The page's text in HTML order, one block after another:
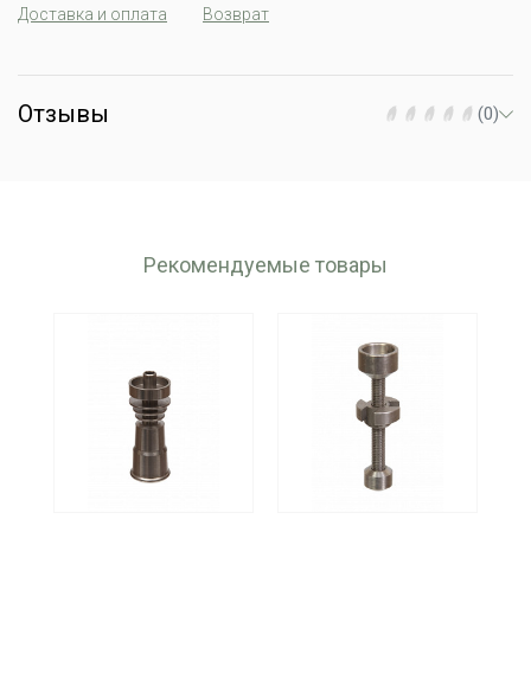
Доставка и оплата Возврат
Отзывы (0)
Рекомендуемые товары